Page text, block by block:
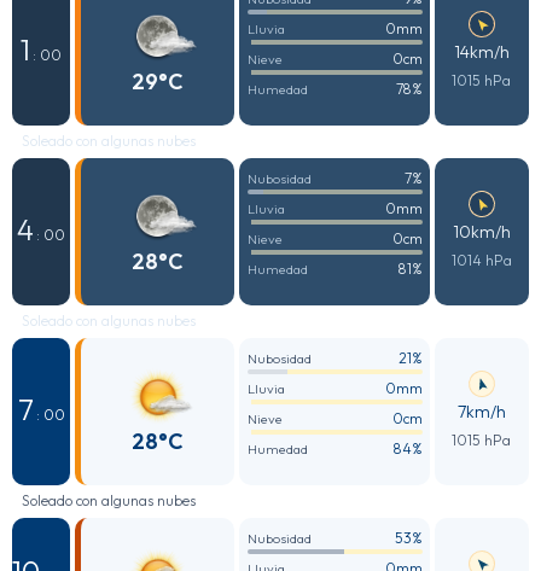
1 : 00
29°C
Lluvia 0mm
Nieve 0cm
Humedad 78%
14km/h
1015 hPa
Soleado con algunas nubes
4 : 00
28°C
Nubosidad 7%
Lluvia 0mm
Nieve 0cm
Humedad 81%
10km/h
1014 hPa
Soleado con algunas nubes
7 : 00
28°C
Nubosidad 21%
Lluvia 0mm
Nieve 0cm
Humedad 84%
7km/h
1015 hPa
Soleado con algunas nubes
Nubosidad 53%